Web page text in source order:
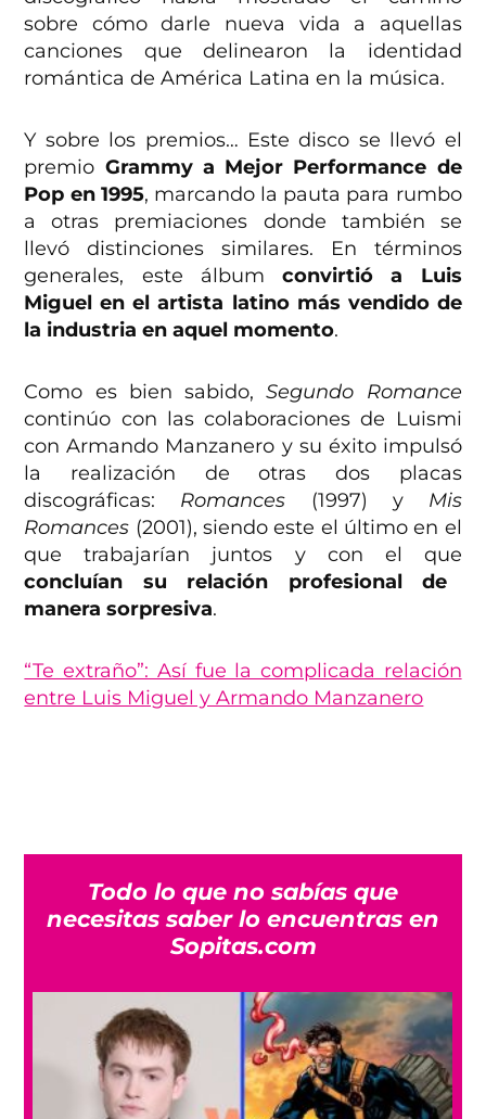
sobre cómo darle nueva vida a aquellas
canciones que delinearon la identidad
romántica de América Latina en la música.
Y sobre los premios… Este disco se llevó el
premio Grammy a Mejor Performance de
Pop en 1995, marcando la pauta para rumbo
a otras premiaciones donde también se
llevó distinciones similares. En términos
generales, este álbum convirtió a Luis
Miguel en el artista latino más vendido de
la industria en aquel momento.
Como es bien sabido,Segundo Romance
continúo con las colaboraciones de Luismi
con Armando Manzanero y su éxito impulsó
la realización de otras dos placas
discográficas: Romances (1997) y Mis
Romances (2001), siendo este el último en el
que trabajarían juntos y con el que
concluían su relación profesional de
manera sorpresiva.
“Te extraño”: Así fue la complicada relación
entre Luis Miguel y Armando Manzanero
Todo lo que no sabías que
necesitas saber lo encuentras en
Sopitas.com